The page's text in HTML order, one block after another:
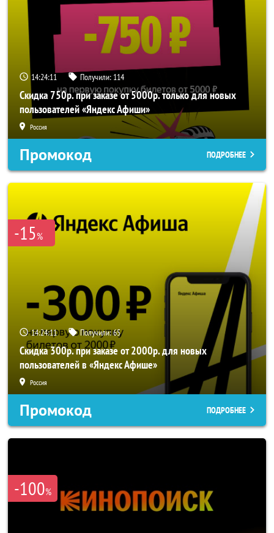
14:24:10 Получили: 114
Скидка 750р. при заказе от 5000р. только для новых
пользователей «Яндекс Афиши»
Россия
Промокод ПОДРОБНЕЕ
-15%
14:24:10 Получили:65
Скидка 300р. при заказе от 2000р. для новых
пользователей в «Яндекс Афише»
Россия
Промокод ПОДРОБНЕЕ
-100%